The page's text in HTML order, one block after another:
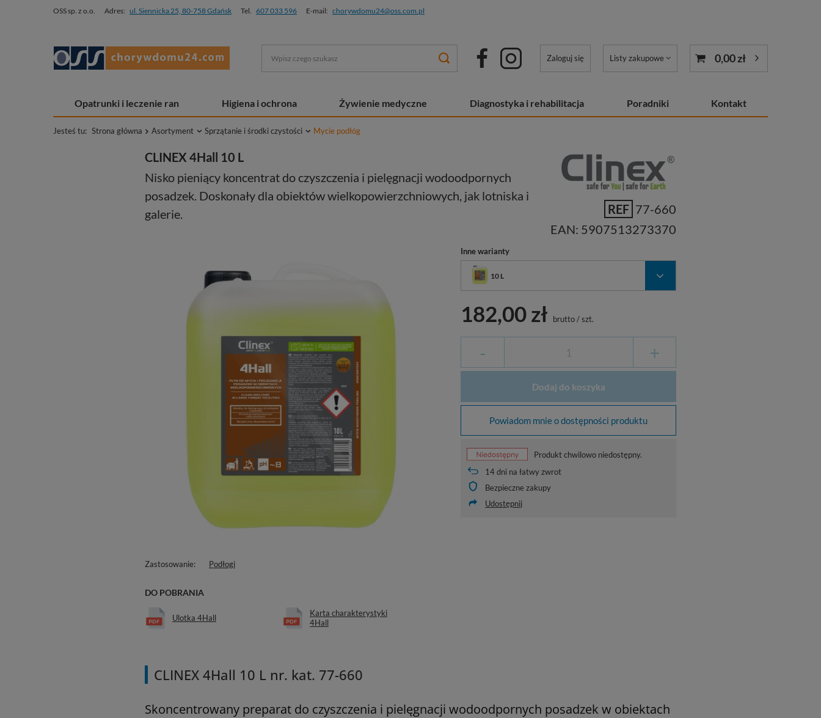
OSS sp. z o.o. Adres: ul. Siennicka 25, 80-758 Gdańsk Tel. 607 033 596 E-mail: chorywdomu24@oss.com.pl
Zaloguj się Listy zakupowe 0,00 zł
Opatrunki i leczenie ran Higiena i ochrona Żywienie medyczne Diagnostyka i rehabilitacja Poradniki Kontakt
Jesteś tu: Strona główna Asortyment Sprzątanie i środki czystości Mycie podłóg
Zastosowanie Podłogi
CLINEX 4Hall 10 L
Nisko pieniący koncentrat do czyszczenia i pielęgnacji wodoodpornych
posadzek. Doskonały dla obiektów wielkopowierzchniowych, jak lotniska i
galerie.
REF 77-660
EAN: 5907513273370
Inne warianty
10 L
182,00 zł brutto/szt.
- +
Dodaj do koszyka
Powiadom mnie o dostępności produktu
Produkt chwilowo niedostępny.
14dni na łatwy zwrot
Bezpieczne zakupy
Udostępnij
DO POBRANIA
Ulotka 4Hall
Karta charakterystyki
4Hall
CLINEX 4Hall 10 L nr. kat. 77-660
Skoncentrowany preparat do czyszczenia i pielęgnacji wodoodpornych posadzek w obiektach